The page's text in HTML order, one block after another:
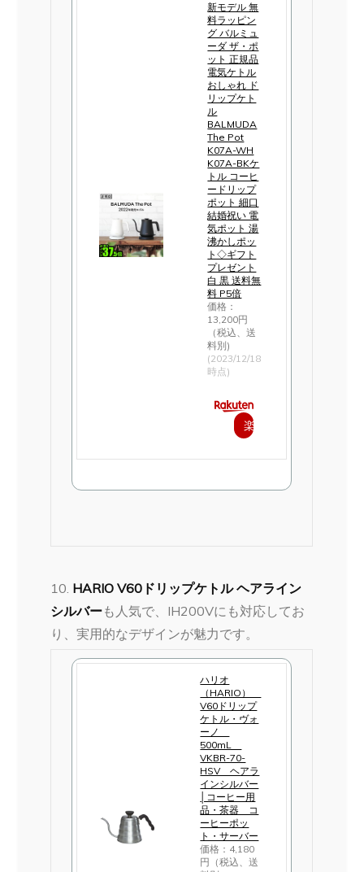
新モデル 無
料ラッピン
グ バルミュ
ーダ ザ・ポ
ット 正規品
電気ケトル
おしゃれ ド
リップケト
ル
BALMUDA
The Pot
K07A-WH
K07A-BKケ
トル コーヒ
ードリップ
ポット 細口
結婚祝い 電
気ポット 湯
沸かしポッ
ト◇ギフト
プレゼント
白 黒 送料無
料 P5倍
価格：
13,200円
（税込、送
料別)
(2023/12/18
時点)
楽
10. HARIO V60ドリップケトル ヘアライン
シルバーも人気で、IH200Vにも対応してお
り、実用的なデザインが魅力です​​。
ハリオ
（HARIO）
V60ドリップ
ケトル・ヴォ
ーノ
500mL
VKBR-70-
HSV ヘアラ
インシルバー
│コーヒー用
品・茶器 コ
ーヒーポッ
ト・サーバー
価格：4,180
円（税込、送